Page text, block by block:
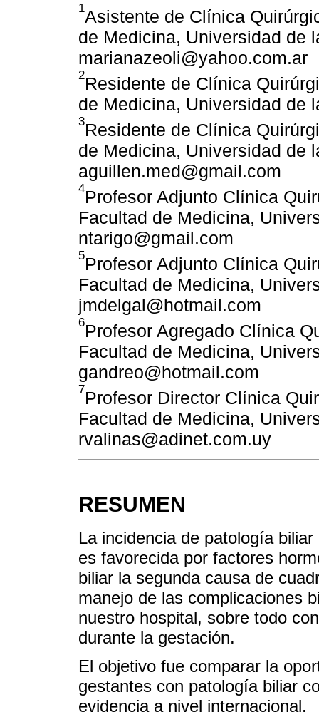
1Asistente de Clínica
de Medicina, Universidad de
marianazeoli@yahoo.com.ar
2Residente de Clínica
de Medicina, Universidad de
3Residente de Clínica
de Medicina, Universidad de
aguillen.med@gmail.com
4Profesor Adjunto Clínica
Facultad de Medicina,
ntarigo@gmail.com
5Profesor Adjunto Clínica
Facultad de Medicina,
jmdelgal@hotmail.com
6Profesor Agregado Clínica
Facultad de Medicina,
gandreo@hotmail.com
7Profesor Director Clínica
Facultad de Medicina,
rvalinas@adinet.com.uy
RESUMEN
La incidencia de patología
es favorecida por factores
biliar la segunda causa de
manejo de las complicaciones
nuestro hospital, sobre todo
durante la gestación.
El objetivo fue comparar la
gestantes con patología biliar
evidencia a nivel internacional.